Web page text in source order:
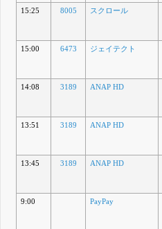
15:25
8005 スクロール
15:00
6473 ジェイテクト
14:08
3189 ANAP HD
13:51
3189 ANAP HD
13:45
3189 ANAP HD
9:00
PayPay